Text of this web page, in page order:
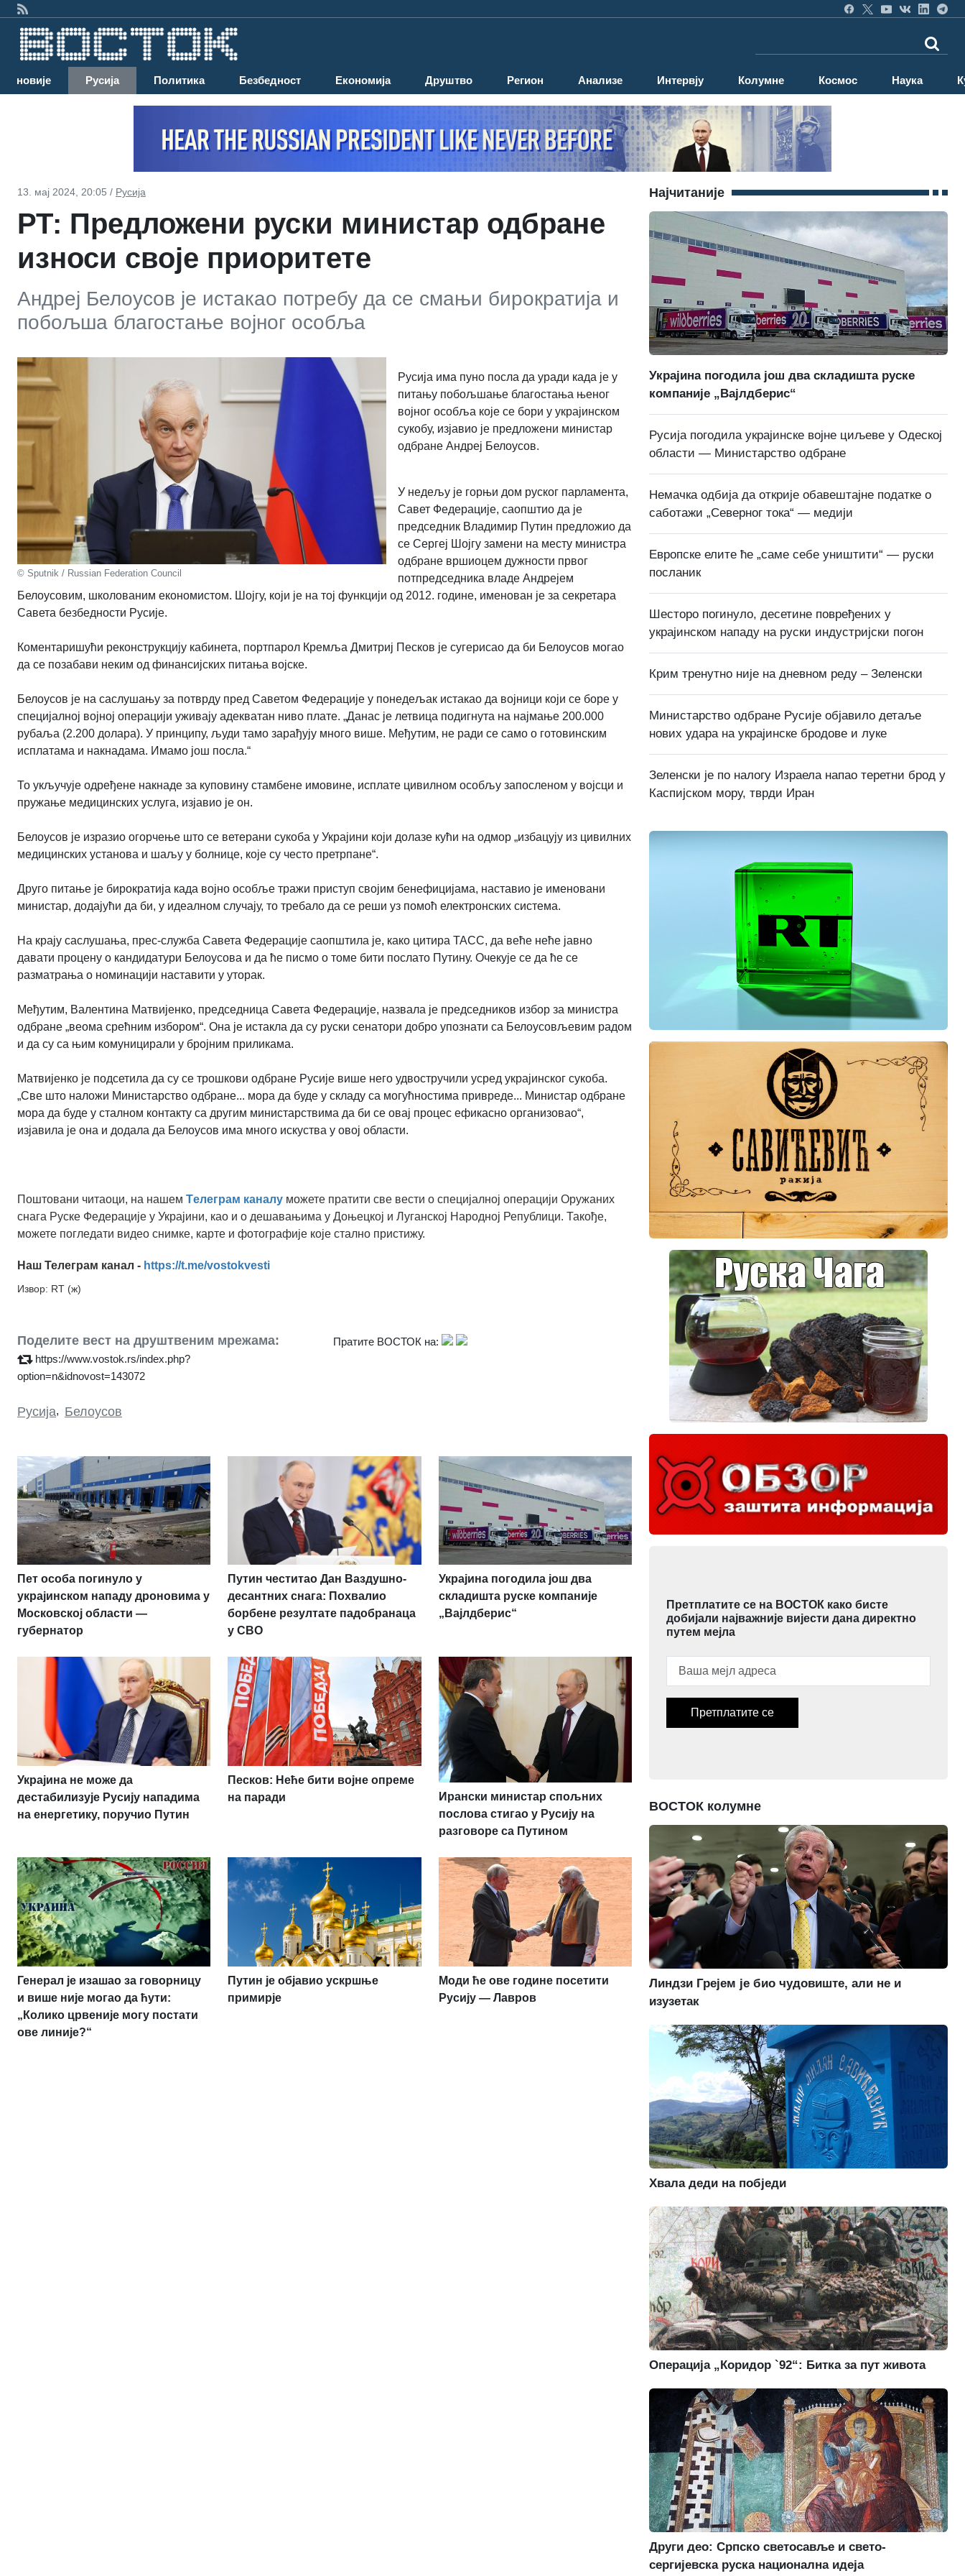
Најновије Русија Политика Безбедност Економија Друштво Регион Анализе Интервју Колумне Космос Наука
13. мај 2024, 20:05 / Русија
РТ: Предложени руски министар одбране
износи своје приоритете
Андреј Белоусов је истакао потребу да се смањи бирократија и
побољша благостање војног особља
© Sputnik / Russian Federation Council
Русија има пуно посла да уради када је у
питању побољшање благостања њеног
војног особља које се бори у украјинском
сукобу, изјавио је предложени министар
одбране Андреј Белоусов.
У недељу је горњи дом руског парламента,
Савет Федерације, саопштио да је
председник Владимир Путин предложио да
се Сергеј Шојгу замени на месту министра
одбране вршиоцем дужности првог
потпредседника владе Андрејем
Белоусовим, школованим економистом. Шојгу, који је на тој функцији од 2012. године, именован је за секретара
Савета безбедности Русије.
Коментаришући реконструкцију кабинета, портпарол Кремља Дмитриј Песков је сугерисао да би Белоусов могао
да се позабави неким од финансијских питања војске.
Белоусов је на саслушању за потврду пред Саветом Федерације у понедељак истакао да војници који се боре у
специјалној војној операцији уживају адекватан ниво плате. „Данас је летвица подигнута на најмање 200.000
рубаља (2.200 долара). У принципу, људи тамо зарађују много више. Међутим, не ради се само о готовинским
исплатама и накнадама. Имамо још посла.“
То укључује одређене накнаде за куповину стамбене имовине, исплате цивилном особљу запосленом у војсци и
пружање медицинских услуга, изјавио је он.
Белоусов је изразио огорчење што се ветерани сукоба у Украјини који долазе кући на одмор „избацују из цивилних
медицинских установа и шаљу у болнице, које су често претрпане“.
Друго питање је бирократија када војно особље тражи приступ својим бенефицијама, наставио је именовани
министар, додајући да би, у идеалном случају, то требало да се реши уз помоћ електронских система.
На крају саслушања, прес-служба Савета Федерације саопштила је, како цитира ТАСС, да веће неће јавно
давати процену о кандидатури Белоусова и да ће писмо о томе бити послато Путину. Очекује се да ће се
разматрања о номинацији наставити у уторак.
Међутим, Валентина Матвијенко, председница Савета Федерације, назвала је председников избор за министра
одбране „веома срећним избором“. Она је истакла да су руски сенатори добро упознати са Белоусовљевим радом
и да су са њим комуницирали у бројним приликама.
Матвијенко је подсетила да су се трошкови одбране Русије више него удвостручили усред украјинског сукоба.
„Све што наложи Министарство одбране... мора да буде у складу са могућностима привреде... Министар одбране
мора да буде у сталном контакту са другим министарствима да би се овај процес ефикасно организовао“,
изјавила је она и додала да Белоусов има много искуства у овој области.
Поштовани читаоци, на нашем Tелеграм каналу можете пратити све вести о специјалној операцији Оружаних
снага Руске Федерације у Украјини, као и о дешавањима у Доњецкој и Луганској Народној Републици. Такође,
можете погледати видео снимке, карте и фотографије које стално пристижу.
Наш Телеграм канал - https://t.me/vostokvesti
Извор: RT (ж)
Поделите вест на друштвеним мрежама:
https://www.vostok.rs/index.php?
option=n&idnovost=143072
Пратите ВОСТОК на:
Русија, Белоусов
Пет особа погинуло у
украјинском нападу дроновима у
Московској области —
губернатор
Путин честитао Дан Ваздушно-
десантних снага: Похвалио
борбене резултате падобранаца
у СВО
Украјина погодила још два
складишта руске компаније
„Вајлдберис“
Украјина не може да
дестабилизује Русију нападима
на енергетику, поручио Путин
Песков: Неће бити војне опреме
на паради
Ирански министар спољних
послова стигао у Русију на
разговоре са Путином
Генерал је изашао за говорницу
и више није могао да ћути:
„Колико црвеније могу постати
ове линије?“
Путин је објавио ускршње
примирје
Моди ће ове године посетити
Русију — Лавров
Најчитаније
Украјина погодила још два складишта руске
компаније „Вајлдберис“
Русија погодила украјинске војне циљеве у Одеској
области — Министарство одбране
Немачка одбија да открије обавештајне податке о
саботажи „Северног тока“ — медији
Европске елите ће „саме себе уништити“ — руски
посланик
Шесторо погинуло, десетине повређених у
украјинском нападу на руски индустријски погон
Крим тренутно није на дневном реду – Зеленски
Министарство одбране Русије објавило детаље
нових удара на украјинске бродове и луке
Зеленски је по налогу Израела напао теретни брод у
Каспијском мору, тврди Иран
Претплатите се на ВОСТОК како бисте
добијали најважније вијести дана директно
путем мејла
Претплатите се
ВОСТОК колумне
Линдзи Грејем је био чудовиште, али не и
изузетак
Хвала деди на побједи
Операција „Коридор `92“: Битка за пут живота
Други део: Српско светосавље и свето-
сергијевска руска национална идеја